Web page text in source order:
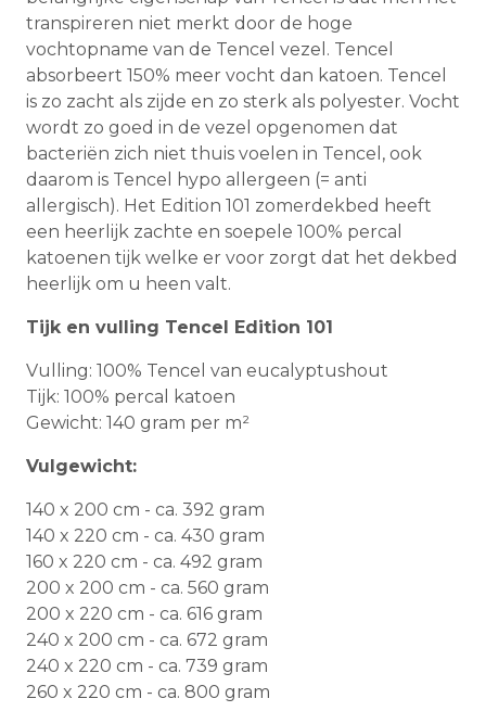
transpireren niet merkt door de hoge
vochtopname van de Tencel vezel. Tencel
absorbeert 150% meer vocht dan katoen. Tencel
is zo zacht als zijde en zo sterk als polyester. Vocht
wordt zo goed in de vezel opgenomen dat
bacteriën zich niet thuis voelen in Tencel, ook
daarom is Tencel hypo allergeen (= anti
allergisch). Het Edition 101 zomerdekbed heeft
een heerlijk zachte en soepele 100% percal
katoenen tijk welke er voor zorgt dat het dekbed
heerlijk om u heen valt.
Tijk en vulling Tencel Edition 101
Vulling: 100% Tencel van eucalyptushout
Tijk: 100% percal katoen
Gewicht: 140 gram per m²
Vulgewicht:
140 x 200 cm - ca. 392 gram
140 x 220 cm - ca. 430 gram
160 x 220 cm - ca. 492 gram
200 x 200 cm - ca. 560 gram
200 x 220 cm - ca. 616 gram
240 x 200 cm - ca. 672 gram
240 x 220 cm - ca. 739 gram
260 x 220 cm - ca. 800 gram